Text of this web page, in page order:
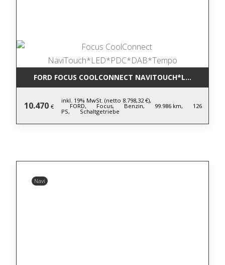
FORD FOCUS COOLCONNECT
10.470 €
inkl. 19% MwSt. (netto 8.798,32 €),
FORD, Focus, Benzin, 99.986 km, 126
PS, Schaltgetriebe
Navi